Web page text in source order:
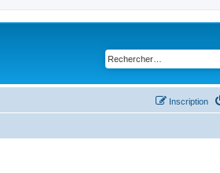
Inscription